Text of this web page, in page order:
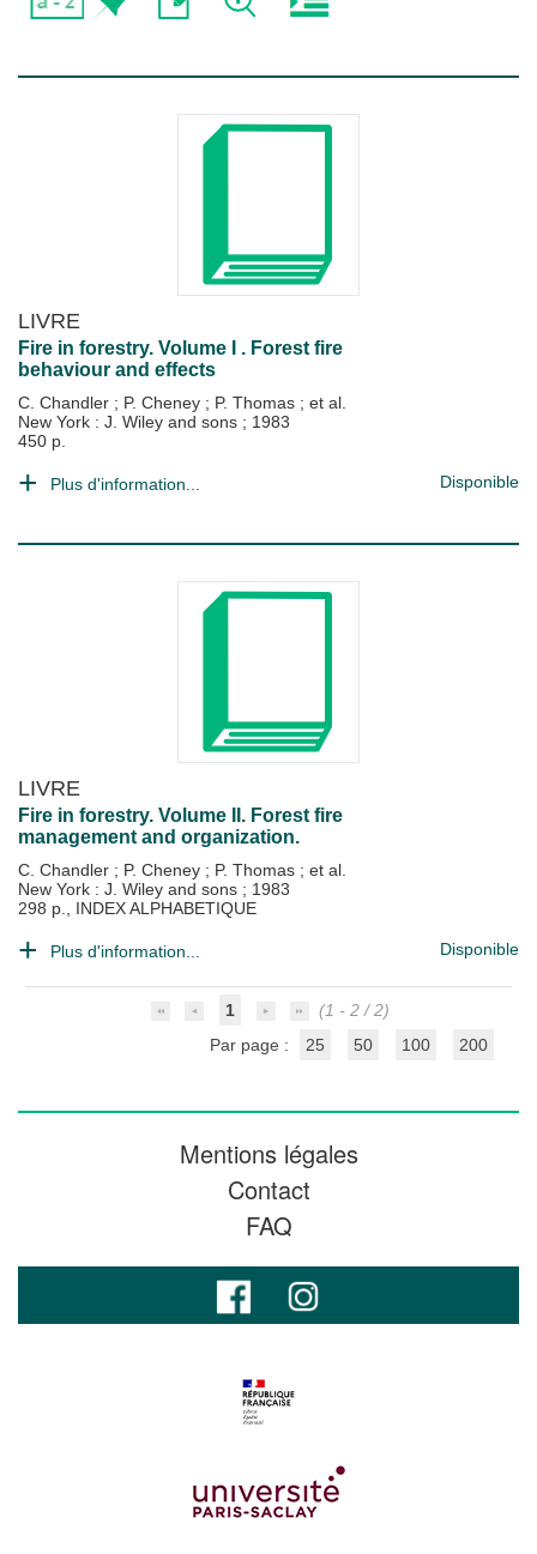
LIVRE
Fire in forestry. Volume I . Forest fire
behaviour and effects
C. Chandler ; P. Cheney ; P. Thomas ; et al.
New York : J. Wiley and sons ; 1983
450 p.
Plus d'information... Disponible
LIVRE
Fire in forestry. Volume II. Forest fire
management and organization.
C. Chandler ; P. Cheney ; P. Thomas ; et al.
New York : J. Wiley and sons ; 1983
298 p., INDEX ALPHABETIQUE
Plus d'information... Disponible
1
(1 - 2 / 2)
Par page :
25 50 100 200
Mentions légales
Contact
FAQ